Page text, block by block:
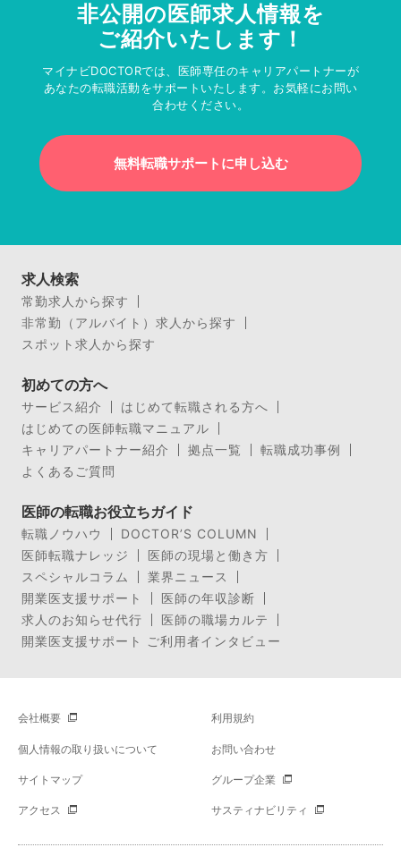
非公開の医師求人情報を
ご紹介いたします！
マイナビDOCTORでは、医師専任のキャリアパートナーが
あなたの転職活動をサポートいたします。お気軽にお問い
合わせください。
無料転職サポートに申し込む
求人検索
常勤求人から探す
非常勤（アルバイト）求人から探す
スポット求人から探す
初めての方へ
サービス紹介
はじめて転職される方へ
はじめての医師転職マニュアル
キャリアパートナー紹介
拠点一覧
転職成功事例
よくあるご質問
医師の転職お役立ちガイド
転職ノウハウ
DOCTOR’S COLUMN
医師転職ナレッジ
医師の現場と働き方
スペシャルコラム
業界ニュース
開業医支援サポート
医師の年収診断
求人のお知らせ代行
医師の職場カルテ
開業医支援サポート ご利用者インタビュー
会社概要 利用規約
個人情報の取り扱いについて お問い合わせ
サイトマップ グループ企業
アクセス サスティナビリティ